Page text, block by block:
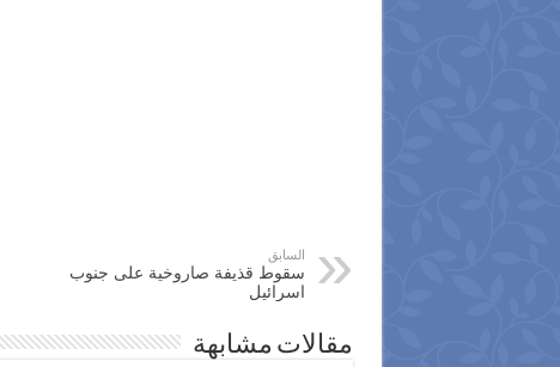
السابق
سقوط قذيفة صاروخية على جنوب
اسرائيل
مقالات مشابهة